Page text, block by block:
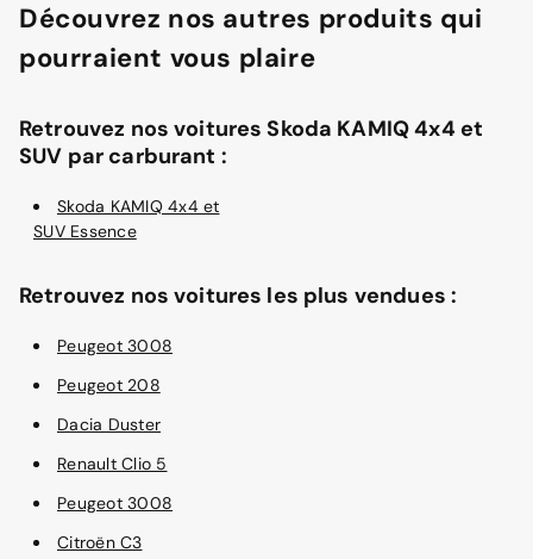
Découvrez nos autres produits qui
pourraient vous plaire
Retrouvez nos voitures Skoda KAMIQ 4x4 et
SUV par carburant :
Skoda KAMIQ 4x4 et
SUV Essence
Retrouvez nos voitures les plus vendues :
Peugeot 3008
Peugeot 208
Dacia Duster
Renault Clio 5
Peugeot 3008
Citroën C3